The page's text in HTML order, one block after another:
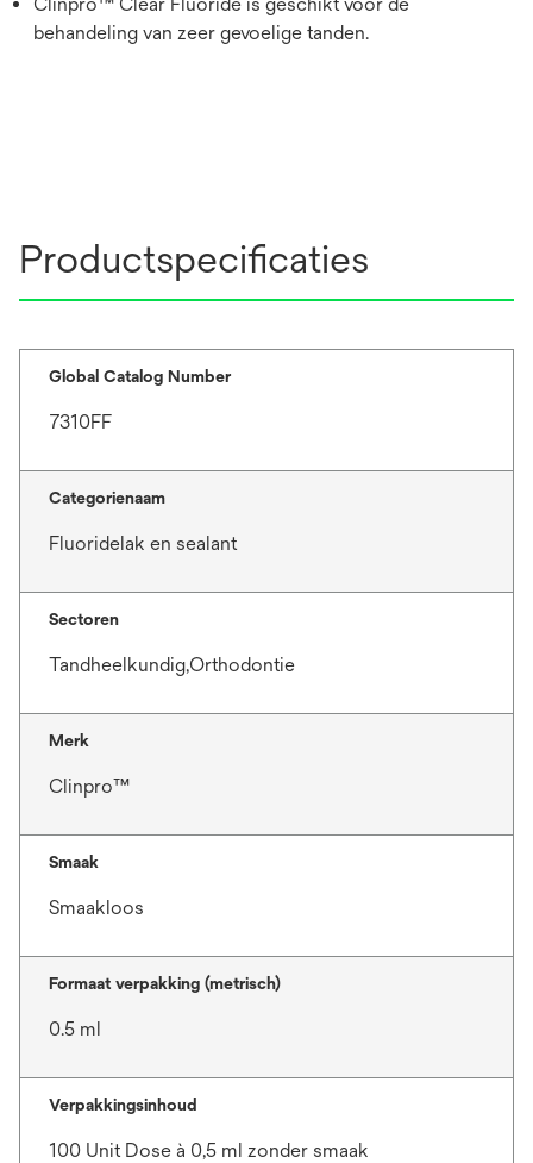
behandeling van zeer gevoelige tanden.
Productspecificaties
Global Catalog Number
7310FF
Categorienaam
Fluoridelak en sealant
Sectoren
Tandheelkundig,Orthodontie
Merk
Clinpro™
Smaak
Smaakloos
Formaat verpakking (metrisch)
0.5 ml
Verpakkingsinhoud
100 Unit Dose à 0,5 ml zonder smaak